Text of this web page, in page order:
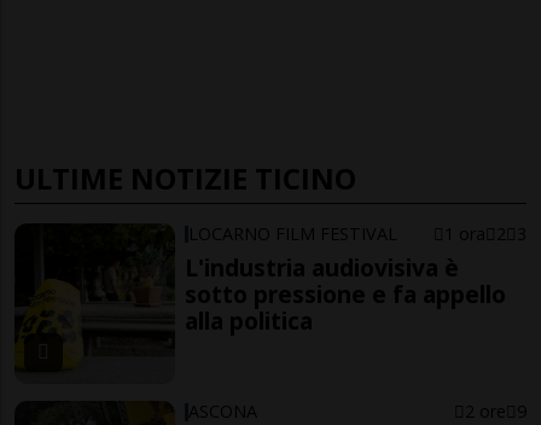
ULTIME NOTIZIE TICINO
LOCARNO FILM FESTIVAL 1 ora 2 3
L'industria audiovisiva è
sotto pressione e fa appello
alla politica
ASCONA 2 ore 9